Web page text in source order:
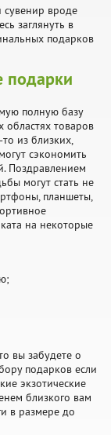
сувенир вроде
заглянуть в
подарков
подарки
полную базу
товаров
из близких,
сэкономить
Поздравлением
могут стать не
планшеты,
на некоторые
вы забудете о
подарков если
экзотические
близкого вам
в размере до